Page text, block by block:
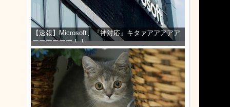
【速報】Microsoft、『神対応』キタァアアアアア
ーーーーーー！！